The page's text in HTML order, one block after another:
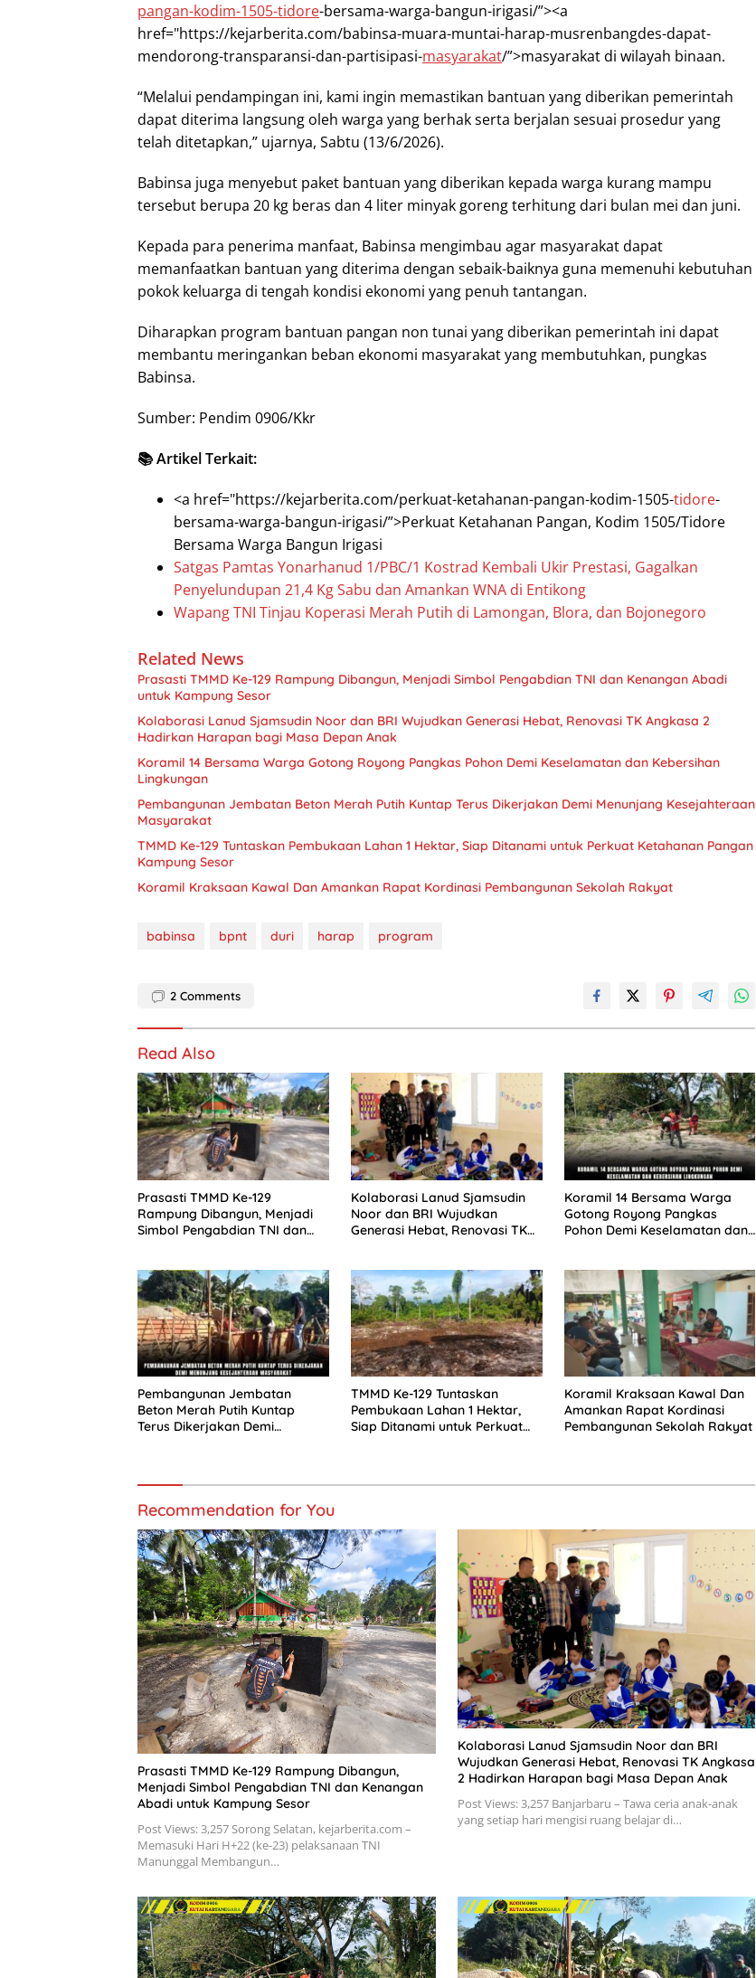
pangan-kodim-1505-tidore-bersama-warga-bangun-irigasi/”><a
href="https://kejarberita.com/babinsa-muara-muntai-harap-musrenbangdes-dapat-
mendorong-transparansi-dan-partisipasi-masyarakat/”>masyarakat di wilayah binaan.
“Melalui pendampingan ini, kami ingin memastikan bantuan yang diberikan pemerintah
dapat diterima langsung oleh warga yang berhak serta berjalan sesuai prosedur yang
telah ditetapkan,” ujarnya, Sabtu (13/6/2026).
Babinsa juga menyebut paket bantuan yang diberikan kepada warga kurang mampu
tersebut berupa 20 kg beras dan 4 liter minyak goreng terhitung dari bulan mei dan juni.
Kepada para penerima manfaat, Babinsa mengimbau agar masyarakat dapat
memanfaatkan bantuan yang diterima dengan sebaik-baiknya guna memenuhi kebutuhan
pokok keluarga di tengah kondisi ekonomi yang penuh tantangan.
Diharapkan program bantuan pangan non tunai yang diberikan pemerintah ini dapat
membantu meringankan beban ekonomi masyarakat yang membutuhkan, pungkas
Babinsa.
Sumber: Pendim 0906/Kkr
📚 Artikel Terkait:
<a href="https://kejarberita.com/perkuat-ketahanan-pangan-kodim-1505-tidore-
bersama-warga-bangun-irigasi/”>Perkuat Ketahanan Pangan, Kodim 1505/Tidore
Bersama Warga Bangun Irigasi
Satgas Pamtas Yonarhanud 1/PBC/1 Kostrad Kembali Ukir Prestasi, Gagalkan
Penyelundupan 21,4 Kg Sabu dan Amankan WNA di Entikong
Wapang TNI Tinjau Koperasi Merah Putih di Lamongan, Blora, dan Bojonegoro
Related News
Prasasti TMMD Ke-129 Rampung Dibangun, Menjadi Simbol Pengabdian TNI dan Kenangan Abadi
untuk Kampung Sesor
Kolaborasi Lanud Sjamsudin Noor dan BRI Wujudkan Generasi Hebat, Renovasi TK Angkasa 2
Hadirkan Harapan bagi Masa Depan Anak
Koramil 14 Bersama Warga Gotong Royong Pangkas Pohon Demi Keselamatan dan Kebersihan
Lingkungan
Pembangunan Jembatan Beton Merah Putih Kuntap Terus Dikerjakan Demi Menunjang Kesejahteraan
Masyarakat
TMMD Ke-129 Tuntaskan Pembukaan Lahan 1 Hektar, Siap Ditanami untuk Perkuat Ketahanan Pangan
Kampung Sesor
Koramil Kraksaan Kawal Dan Amankan Rapat Kordinasi Pembangunan Sekolah Rakyat
babinsa bpnt duri harap program
2 Comments
Read Also
Prasasti TMMD Ke-129
Rampung Dibangun, Menjadi
Simbol Pengabdian TNI dan
Kolaborasi Lanud Sjamsudin
Noor dan BRI Wujudkan
Generasi Hebat, Renovasi TK
Koramil 14 Bersama Warga
Gotong Royong Pangkas
Pohon Demi Keselamatan dan
Pembangunan Jembatan
Beton Merah Putih Kuntap
Terus Dikerjakan Demi
TMMD Ke-129 Tuntaskan
Pembukaan Lahan 1 Hektar,
Siap Ditanami untuk Perkuat
Koramil Kraksaan Kawal Dan
Amankan Rapat Kordinasi
Pembangunan Sekolah Rakyat
Recommendation for You
Prasasti TMMD Ke-129 Rampung Dibangun,
Menjadi Simbol Pengabdian TNI dan Kenangan
Abadi untuk Kampung Sesor
Post Views: 3,257 Sorong Selatan, kejarberita.com –
Memasuki Hari H+22 (ke-23) pelaksanaan TNI
Manunggal Membangun…
Kolaborasi Lanud Sjamsudin Noor dan BRI
Wujudkan Generasi Hebat, Renovasi TK Angkasa
2 Hadirkan Harapan bagi Masa Depan Anak
Post Views: 3,257 Banjarbaru – Tawa ceria anak-anak
yang setiap hari mengisi ruang belajar di…